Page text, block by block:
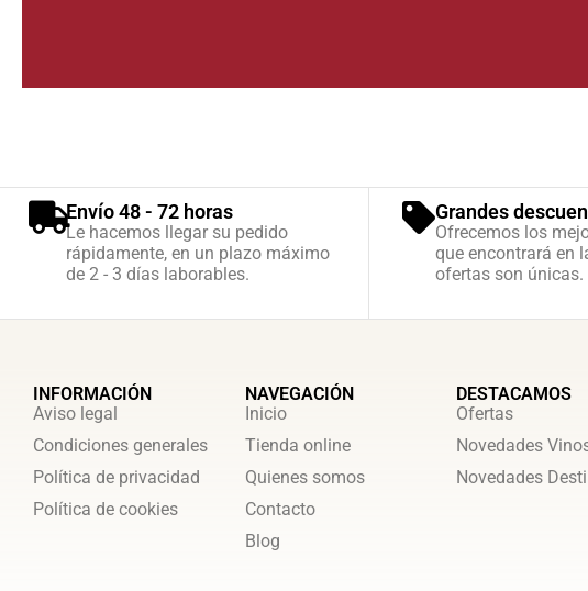
Envío 48 - 72 horas
Le hacemos llegar su pedido
rápidamente, en un plazo máximo
de 2 - 3 días laborables.
Grandes
Ofrecemos los
que encontrará en
ofertas son únicas.
INFORMACIÓN
Aviso legal
Condiciones generales
Política de privacidad
Política de cookies
NAVEGACIÓN
Inicio
Tienda online
Quienes somos
Contacto
Blog
DESTACAMOS
Ofertas
Novedades
Novedades